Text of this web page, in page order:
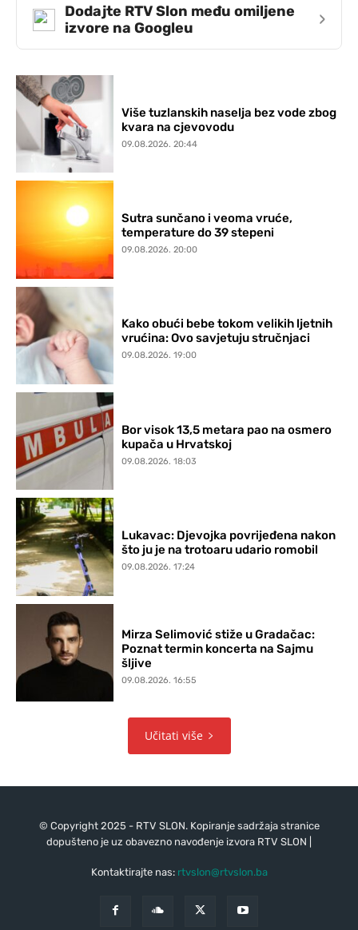
Dodajte RTV Slon među omiljene
izvore na Googleu
›
Više tuzlanskih naselja bez vode zbog
kvara na cjevovodu
09.08.2026. 20:44
Sutra sunčano i veoma vruće,
temperature do 39 stepeni
09.08.2026. 20:00
Kako obući bebe tokom velikih ljetnih
vrućina: Ovo savjetuju stručnjaci
09.08.2026. 19:00
Bor visok 13,5 metara pao na osmero
kupača u Hrvatskoj
09.08.2026. 18:03
Lukavac: Djevojka povrijeđena nakon
što ju je na trotoaru udario romobil
09.08.2026. 17:24
Mirza Selimović stiže u Gradačac:
Poznat termin koncerta na Sajmu
šljive
09.08.2026. 16:55
Učitati više
© Copyright 2025 - RTV SLON. Kopiranje sadržaja stranice
dopušteno je uz obavezno navođenje izvora RTV SLON |
Kontaktirajte nas: rtvslon@rtvslon.ba